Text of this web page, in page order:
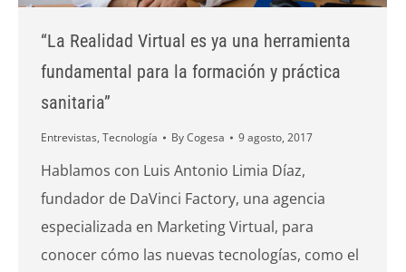
“La Realidad Virtual es ya una herramienta
fundamental para la formación y práctica
sanitaria”
Entrevistas, Tecnología ByCogesa 9 agosto, 2017
Hablamos con Luis Antonio Limia Díaz,
fundador de DaVinci Factory, una agencia
especializada en Marketing Virtual, para
conocer cómo las nuevas tecnologías, como el